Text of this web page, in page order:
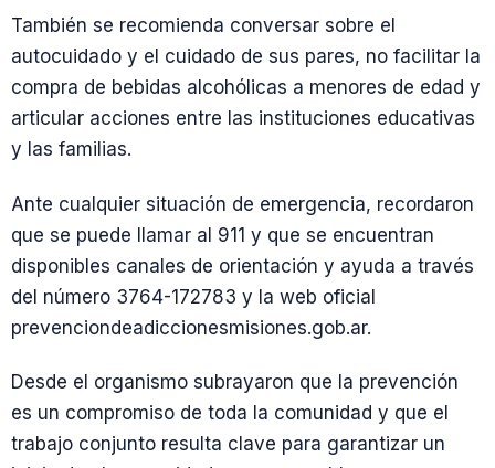
También se recomienda conversar sobre el
autocuidado y el cuidado de sus pares, no facilitar la
compra de bebidas alcohólicas a menores de edad y
articular acciones entre las instituciones educativas
y las familias.
Ante cualquier situación de emergencia, recordaron
que se puede llamar al 911 y que se encuentran
disponibles canales de orientación y ayuda a través
del número 3764-172783 y la web oficial
prevenciondeadiccionesmisiones.gob.ar.
Desde el organismo subrayaron que la prevención
es un compromiso de toda la comunidad y que el
trabajo conjunto resulta clave para garantizar un